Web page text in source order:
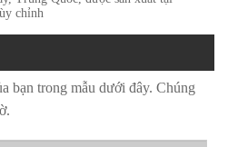
chỉnh
bạn trong mẫu dưới đây. Chúng